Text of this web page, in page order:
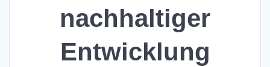
nachhaltiger
Entwicklung